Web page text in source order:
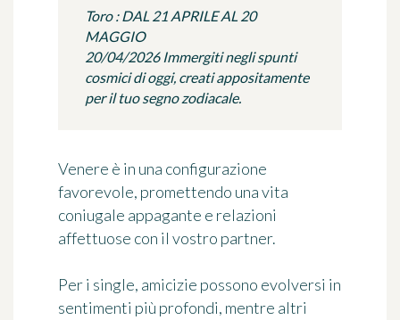
Toro : DAL 21 APRILE AL 20
MAGGIO
20/04/2026 Immergiti negli spunti
cosmici di oggi, creati appositamente
per il tuo segno zodiacale.
Venere è in una configurazione
favorevole, promettendo una vita
coniugale appagante e relazioni
affettuose con il vostro partner.
Per i single, amicizie possono evolversi in
sentimenti più profondi, mentre altri